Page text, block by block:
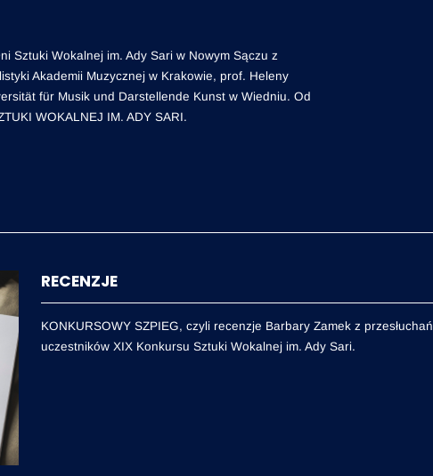
Sztuki Wokalnej im. Ady Sari w Nowym Sączu z
Akademii Muzycznej w Krakowie, prof. Heleny
für Musik und Darstellende Kunst w Wiedniu. Od
WOKALNEJ IM. ADY SARI.
RECENZJE
KONKURSOWY SZPIEG, czyli recenzje Barbary Zamek z przesłuchań
uczestników XIX Konkursu Sztuki Wokalnej im. Ady Sari.